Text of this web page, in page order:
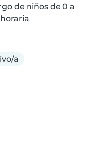
de niños de 0 a
a